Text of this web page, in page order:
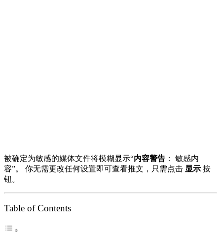
被确定为敏感的媒体文件将模糊显示“内容警告 ： 敏感内
容”。 你无需更改任何设置即可查看推文，只需点击 显示 按
钮。
Table of Contents